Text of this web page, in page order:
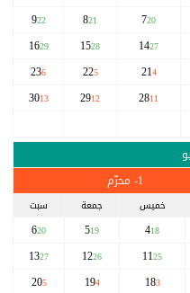
720
821
922
1427
1528
1629
214
225
236
2811
2912
3013
1- محرّم
خميس جمعة سبت
418
519
620
1125
1226
1327
183
194
205